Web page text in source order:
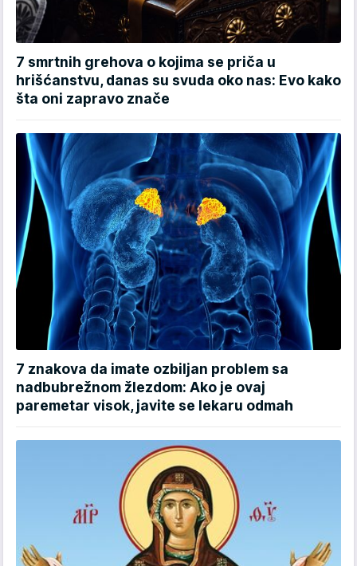
7 smrtnih grehova o kojima se priča u
hrišćanstvu, danas su svuda oko nas: Evo kako
šta oni zapravo znače
7 znakova da imate ozbiljan problem sa
nadbubrežnom žlezdom: Ako je ovaj
paremetar visok, javite se lekaru odmah